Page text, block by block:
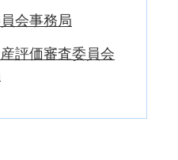
会事務局
評価審査委員会